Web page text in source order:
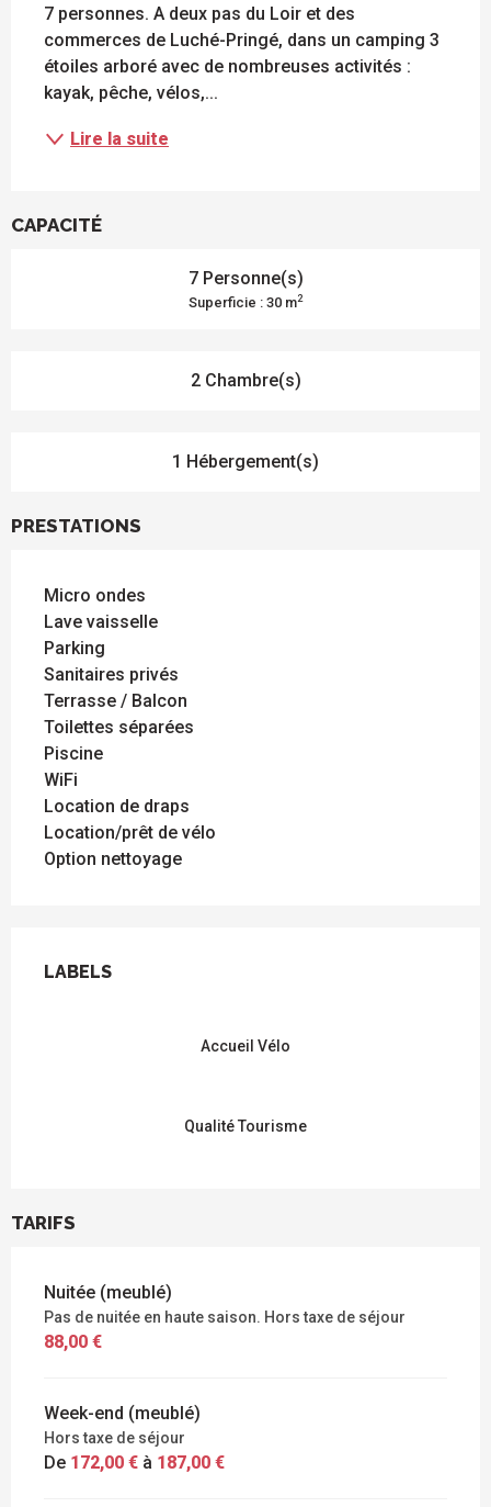
7 personnes. A deux pas du Loir et des
commerces de Luché-Pringé, dans un camping 3
étoiles arboré avec de nombreuses activités :
kayak, pêche, vélos,...
Lire la suite
CAPACITÉ
7 Personne(s)
Superficie : 30 m2
2 Chambre(s)
1 Hébergement(s)
PRESTATIONS
Micro ondes
Lave vaisselle
Parking
Sanitaires privés
Terrasse / Balcon
Toilettes séparées
Piscine
WiFi
Location de draps
Location/prêt de vélo
Option nettoyage
LABELS
LABELS
Accueil Vélo
Qualité Tourisme
TARIFS
Nuitée (meublé)
Pas de nuitée en haute saison. Hors taxe de séjour
88,00 €
Week-end (meublé)
Hors taxe de séjour
De 172,00 € à 187,00 €